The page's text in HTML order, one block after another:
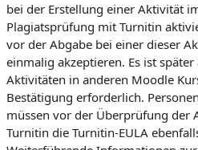
bei der Erstellung einer Aktivität
Plagiatsprüfung mit Turnitin
vor der Abgabe bei einer dieser
einmalig akzeptieren. Es ist
Aktivitäten in anderen Moodle
Bestätigung erforderlich.
müssen vor der Überprüfung der
Turnitin die Turnitin-EULA